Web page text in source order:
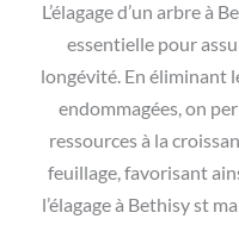
L’élagage d’un arbre à
essentielle pour
longévité. En éliminant
endommagées, on
ressources à la
feuillage, favorisant
l’élagage à Bethisy st